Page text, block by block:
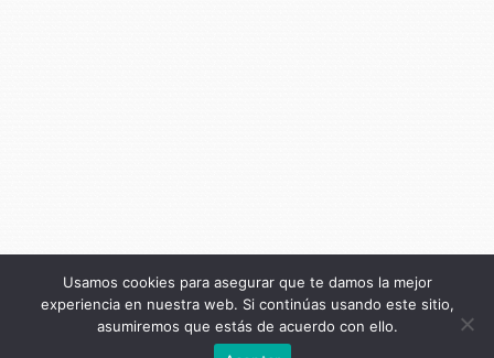
Usamos cookies para asegurar que te damos la mejor
experiencia en nuestra web. Si continúas usando este sitio,
asumiremos que estás de acuerdo con ello.